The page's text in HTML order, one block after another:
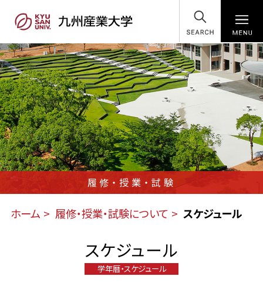
SEARCH
履修・授業・試験
ホーム 履修・授業・試験について スケジュール
スケジュール
学年暦・スケジュール